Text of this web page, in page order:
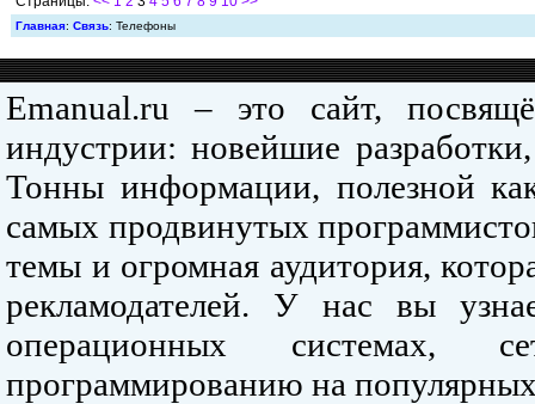
Главная: Связь: Телефоны
Emanual.ru – это сайт,
индустрии: новейшие
Тонны информации, полезной
самых продвинутых
темы и огромная аудитория,
рекламодателей. У нас вы
операционных системах,
программированию на